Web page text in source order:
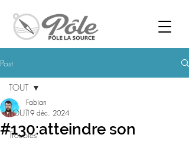
Post
TOUT
Troubles
TOUT
#130:atteindre son
Fabian
19 déc. 2024